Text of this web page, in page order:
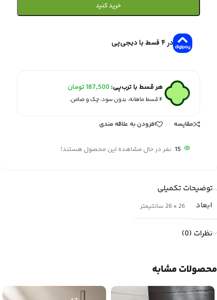
خرید کنید
در ۴ قسط با دیجی‌پی
هر قسط با ترب‌پی: 187,500تومان
۴ قسط ماهانه. بدون سود، چک و ضامن.
مقایسه افزودن به علاقه مندی
15 نفر در حال مشاهده این محصول هستند!
توضیحات تکمیلی
ابعاد
26 × 26 سانتیمتر
نظرات (0)
محصولات مشابه